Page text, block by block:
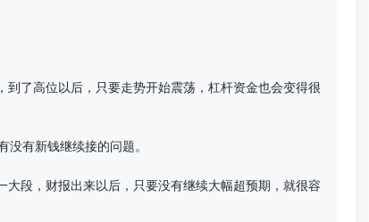
了高位以后，只要走势开始震荡，杠杆资金也会变得很
有新钱继续接的问题。
段，财报出来以后，只要没有继续大幅超预期，就很容